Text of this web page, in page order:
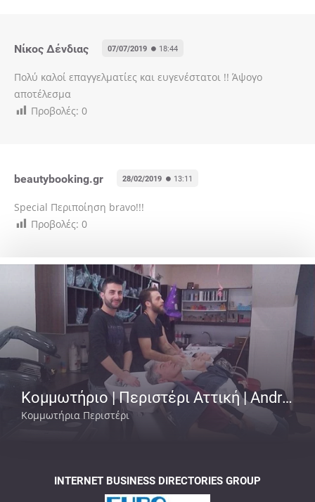
Νίκος Δένδιας 07/07/2019 18:44
Πολύ καλοί επαγγελματίες και ευγενέστατοι !! Άψογο
αποτέλεσμα
Προβολές: 0
beautybooking.gr 28/02/2019 13:11
Special Περιποίηση bravo!!!
Προβολές: 0
Κομμωτήριο | Περιστέρι Αττική | Andrew
Κομμωτήρια Περιστέρι
INTERNET BUSINESS DIRECTORIES GROUP